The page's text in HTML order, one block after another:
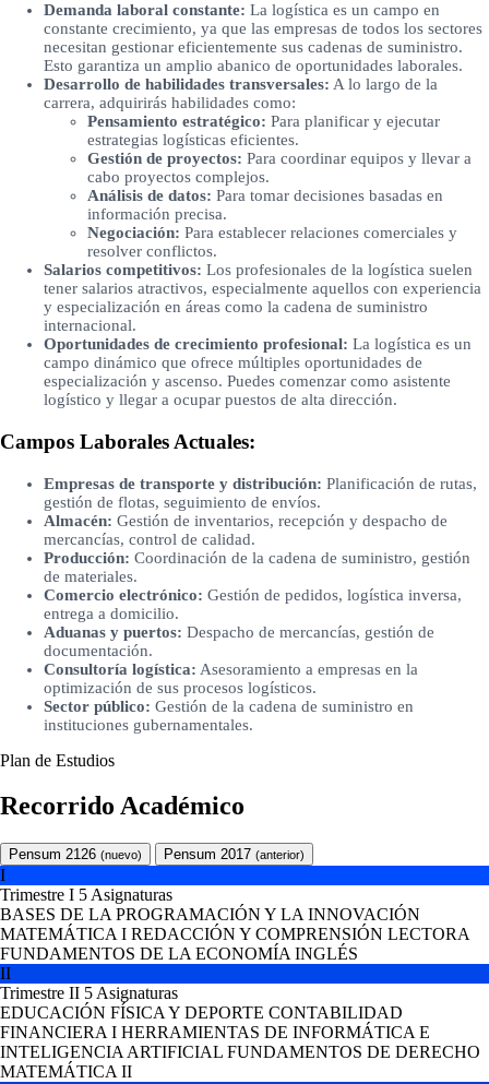
Demanda laboral constante: La logística es un campo en
constante crecimiento, ya que las empresas de todos los sectores
necesitan gestionar eficientemente sus cadenas de suministro.
Esto garantiza un amplio abanico de oportunidades laborales.
Desarrollo de habilidades transversales: A lo largo de la
carrera, adquirirás habilidades como:
Pensamiento estratégico: Para planificar y ejecutar
estrategias logísticas eficientes.
Gestión de proyectos: Para coordinar equipos y llevar a
cabo proyectos complejos.
Análisis de datos: Para tomar decisiones basadas en
información precisa.
Negociación: Para establecer relaciones comerciales y
resolver conflictos.
Salarios competitivos: Los profesionales de la logística suelen
tener salarios atractivos, especialmente aquellos con experiencia
y especialización en áreas como la cadena de suministro
internacional.
Oportunidades de crecimiento profesional: La logística es un
campo dinámico que ofrece múltiples oportunidades de
especialización y ascenso. Puedes comenzar como asistente
logístico y llegar a ocupar puestos de alta dirección.
Campos Laborales Actuales:
Empresas de transporte y distribución: Planificación de rutas,
gestión de flotas, seguimiento de envíos.
Almacén: Gestión de inventarios, recepción y despacho de
mercancías, control de calidad.
Producción: Coordinación de la cadena de suministro, gestión
de materiales.
Comercio electrónico: Gestión de pedidos, logística inversa,
entrega a domicilio.
Aduanas y puertos: Despacho de mercancías, gestión de
documentación.
Consultoría logística: Asesoramiento a empresas en la
optimización de sus procesos logísticos.
Sector público: Gestión de la cadena de suministro en
instituciones gubernamentales.
Plan de Estudios
Recorrido Académico
Pensum 2126 (nuevo) Pensum 2017 (anterior)
I
Trimestre I 5 Asignaturas
BASES DE LA PROGRAMACIÓN Y LA INNOVACIÓN
MATEMÁTICA I REDACCIÓN Y COMPRENSIÓN LECTORA
FUNDAMENTOS DE LA ECONOMÍA INGLÉS
II
Trimestre II 5 Asignaturas
EDUCACIÓN FÍSICA Y DEPORTE CONTABILIDAD
FINANCIERA I HERRAMIENTAS DE INFORMÁTICA E
INTELIGENCIA ARTIFICIAL FUNDAMENTOS DE DERECHO
MATEMÁTICA II